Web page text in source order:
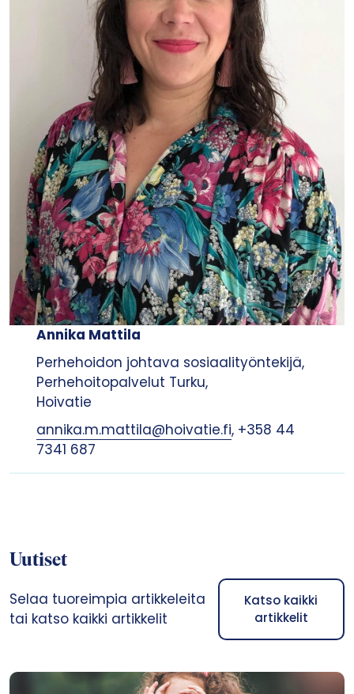
Annika Mattila
Perhehoidon johtava sosiaalityöntekijä,
Perhehoitopalvelut Turku,
Hoivatie
annika.m.mattila@hoivatie.fi, +358 44
7341 687
Uutiset
Selaa tuoreimpia artikkeleita
tai katso kaikki artikkelit
Katso kaikki
artikkelit